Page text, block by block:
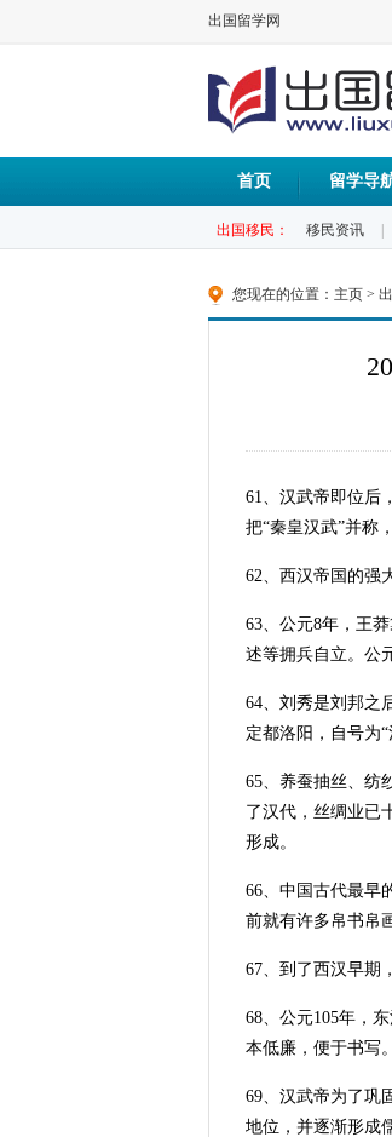
出国留学网
首页 留学导
出国移民： 移民资讯
您现在的位置： 主页 >
61、汉武帝即位后
把“秦皇汉武”并称
62、西汉帝国的强
63、公元8年，王
述等拥兵自立。公
64、刘秀是刘邦之
定都洛阳，自号为“
65、养蚕抽丝、纺
了汉代，丝绸业已
形成。
66、中国古代最早
前就有许多帛书帛
67、到了西汉早期
68、公元105年，
本低廉，便于书写。
69、汉武帝为了巩
地位，并逐渐形成